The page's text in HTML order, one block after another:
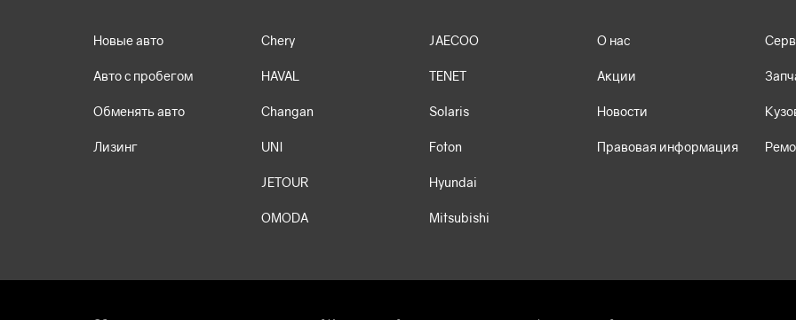
Новые авто
Авто с пробегом
Обменять авто
Лизинг
Chery
HAVAL
Changan
UNI
JETOUR
OMODA
JAECOO
TENET
Solaris
Foton
Hyundai
Mitsubishi
О нас
Акции
Новости
Правовая информация